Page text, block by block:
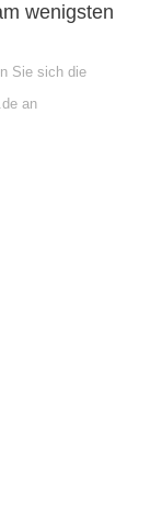
wenigsten
Sie sich die
an